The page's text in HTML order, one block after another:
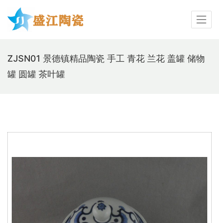
ZJSN01 景德镇精品陶瓷 手工 青花 兰花 盖罐 储物
罐 圆罐 茶叶罐